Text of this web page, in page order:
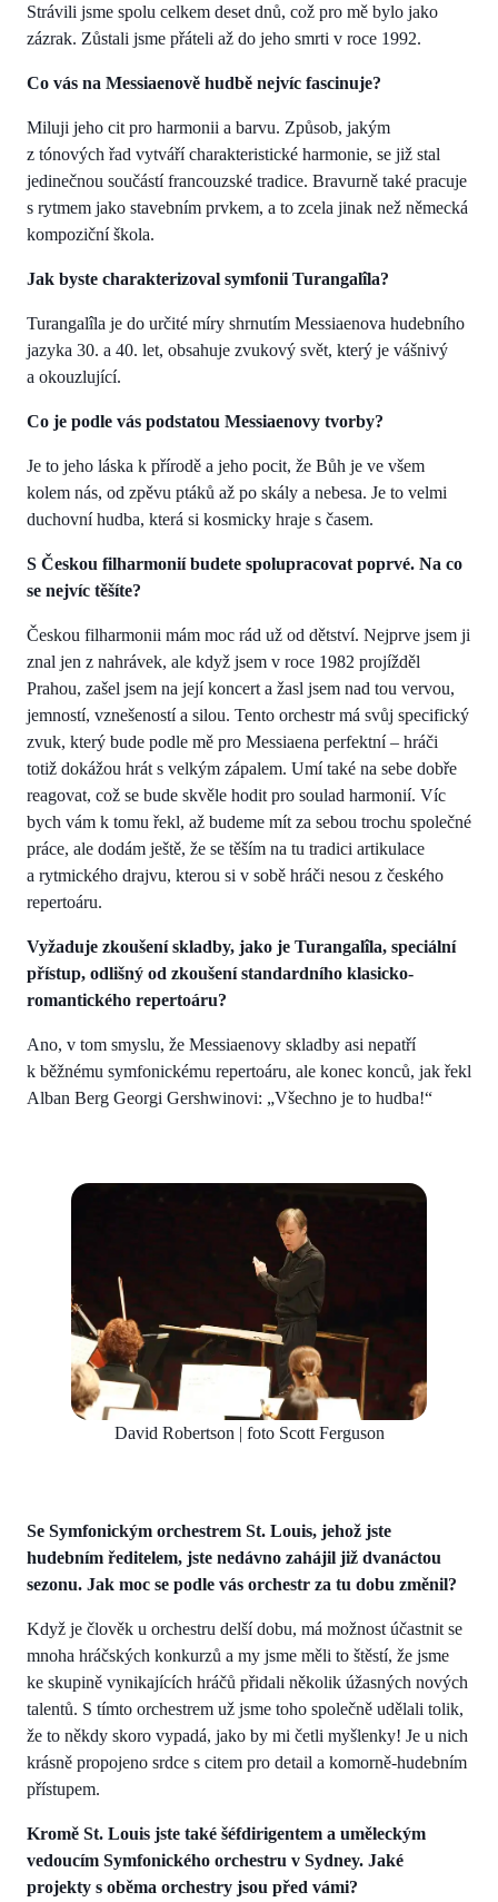
Strávili jsme spolu celkem deset dnů, což pro mě bylo jako
zázrak. Zůstali jsme přáteli až do jeho smrti v roce 1992.
Co vás na Messiaenově hudbě nejvíc fascinuje?
Miluji jeho cit pro harmonii a barvu. Způsob, jakým
z tónových řad vytváří charakteristické harmonie, se již stal
jedinečnou součástí francouzské tradice. Bravurně také pracuje
s rytmem jako stavebním prvkem, a to zcela jinak než německá
kompoziční škola.
Jak byste charakterizoval symfonii Turangalîla?
Turangalîla je do určité míry shrnutím Messiaenova hudebního
jazyka 30. a 40. let, obsahuje zvukový svět, který je vášnivý
a okouzlující.
Co je podle vás podstatou Messiaenovy tvorby?
Je to jeho láska k přírodě a jeho pocit, že Bůh je ve všem
kolem nás, od zpěvu ptáků až po skály a nebesa. Je to velmi
duchovní hudba, která si kosmicky hraje s časem.
S Českou filharmonií budete spolupracovat poprvé. Na co
se nejvíc těšíte?
Českou filharmonii mám moc rád už od dětství. Nejprve jsem ji
znal jen z nahrávek, ale když jsem v roce 1982 projížděl
Prahou, zašel jsem na její koncert a žasl jsem nad tou vervou,
jemností, vznešeností a silou. Tento orchestr má svůj specifický
zvuk, který bude podle mě pro Messiaena perfektní – hráči
totiž dokážou hrát s velkým zápalem. Umí také na sebe dobře
reagovat, což se bude skvěle hodit pro soulad harmonií. Víc
bych vám k tomu řekl, až budeme mít za sebou trochu společné
práce, ale dodám ještě, že se těším na tu tradici artikulace
a rytmického drajvu, kterou si v sobě hráči nesou z českého
repertoáru.
Vyžaduje zkoušení skladby, jako je Turangalîla, speciální
přístup, odlišný od zkoušení standardního klasicko-
romantického repertoáru?
Ano, v tom smyslu, že Messiaenovy skladby asi nepatří
k běžnému symfonickému repertoáru, ale konec konců, jak řekl
Alban Berg Georgi Gershwinovi: „Všechno je to hudba!“
David Robertson | foto Scott Ferguson
Se Symfonickým orchestrem St. Louis, jehož jste
hudebním ředitelem, jste nedávno zahájil již dvanáctou
sezonu. Jak moc se podle vás orchestr za tu dobu změnil?
Když je člověk u orchestru delší dobu, má možnost účastnit se
mnoha hráčských konkurzů a my jsme měli to štěstí, že jsme
ke skupině vynikajících hráčů přidali několik úžasných nových
talentů. S tímto orchestrem už jsme toho společně udělali tolik,
že to někdy skoro vypadá, jako by mi četli myšlenky! Je u nich
krásně propojeno srdce s citem pro detail a komorně-hudebním
přístupem.
Kromě St. Louis jste také šéfdirigentem a uměleckým
vedoucím Symfonického orchestru v Sydney. Jaké
projekty s oběma orchestry jsou před vámi?